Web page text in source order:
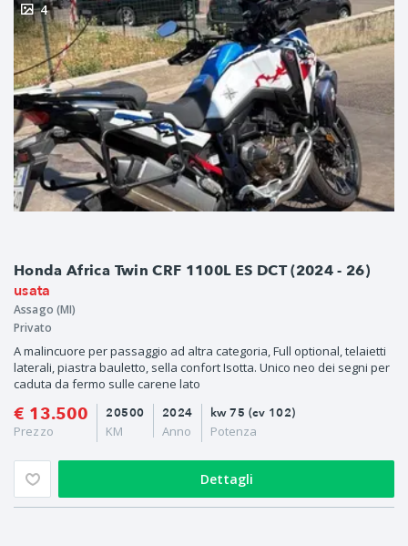
Honda Africa Twin CRF 1100L ES DCT (2024 - 26)
usata
4
Assago (MI)
Privato
A malincuore per passaggio ad altra categoria, Full optional, telaietti
laterali, piastra bauletto, sella confort Isotta. Unico neo dei segni per
caduta da fermo sulle carene lato
€ 13.500
Prezzo
2024
Anno
20500
KM
kw 75 (cv 102)
Potenza
Dettagli